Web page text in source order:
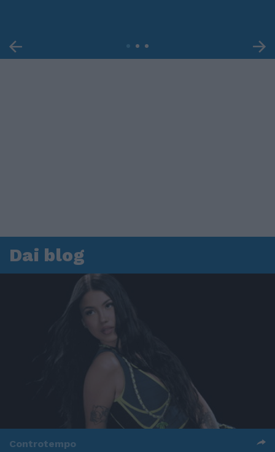
Dai blog
Controtempo